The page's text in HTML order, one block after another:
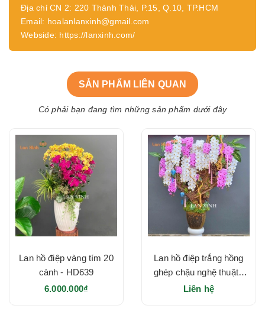
Địa chỉ CN 2: 220 Thành Thái, P.15, Q.10, TP.HCM
Email: hoalanlanxinh@gmail.com
Webside: https://lanxinh.com/
SẢN PHẨM LIÊN QUAN
Có phải bạn đang tìm những sản phẩm dưới đây
Lan hồ điệp vàng tím 20
cành - HD639
6.000.000₫
Lan hồ điệp trắng hồng
ghép chậu nghệ thuật -
HD633
Liên hệ